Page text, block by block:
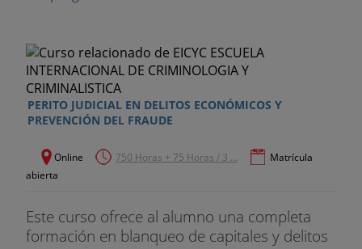
PERITO JUDICIAL EN DELITOS ECONÓMICOS Y
PREVENCIÓN DEL FRAUDE
Online 750 Horas + 75 Horas / 3 ...
Matrícula
abierta
Este curso ofrece al alumno una completa
formación en blanqueo de capitales y delitos